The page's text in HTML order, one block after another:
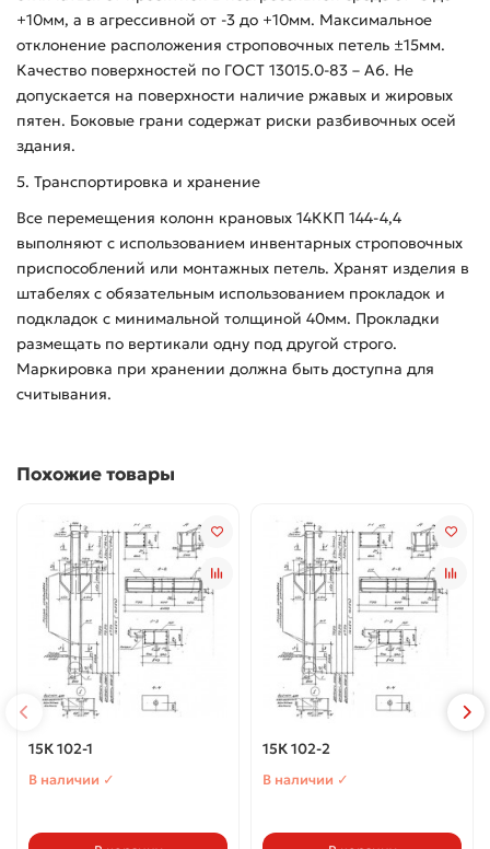
+10мм, а в агрессивной от -3 до +10мм. Максимальное
отклонение расположения строповочных петель ±15мм.
Качество поверхностей по ГОСТ 13015.0-83 – А6. Не
допускается на поверхности наличие ржавых и жировых
пятен. Боковые грани содержат риски разбивочных осей
здания.
5. Транспортировка и хранение
Все перемещения колонн крановых 14ККП 144-4,4
выполняют с использованием инвентарных строповочных
приспособлений или монтажных петель. Хранят изделия в
штабелях с обязательным использованием прокладок и
подкладок с минимальной толщиной 40мм. Прокладки
размещать по вертикали одну под другой строго.
Маркировка при хранении должна быть доступна для
считывания.
Похожие товары
15К 102-1
В наличии ✓
15К 102-2
В наличии ✓